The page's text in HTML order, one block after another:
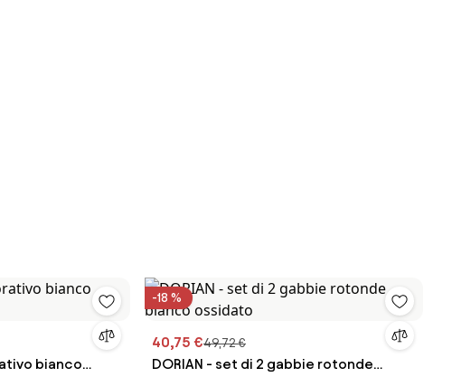
bianco
-18 %
40,75 €49,72 €
DORIAN - set di 2 gabbie rotonde